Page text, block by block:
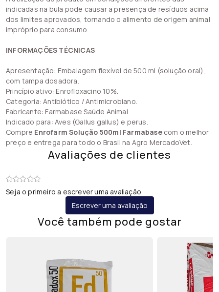
indicadas na bula pode causar a presença de resíduos acima
dos limites aprovados, tornando o alimento de origem animal
impróprio para consumo.
INFORMAÇÕES TÉCNICAS
Apresentação: Embalagem flexível de 500 ml (solução oral),
com tampa dosadora.
Princípio ativo: Enrofloxacino 10%.
Categoria: Antibiótico / Antimicrobiano.
Fabricante: Farmabase Saúde Animal.
Indicado para: Aves (Gallus gallus) e perus.
Compre Enrofarm Solução 500ml Farmabasecom o melhor
preço e entrega para todo o Brasil na Agro MercadoVet.
Avaliações de clientes
Seja o primeiro a escrever uma avaliação.
Escrever uma avaliação
Você também pode gostar